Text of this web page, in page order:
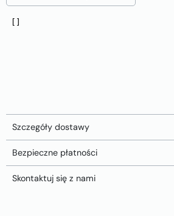
Szczegóły dostawy
Bezpieczne płatności
Skontaktuj się z nami